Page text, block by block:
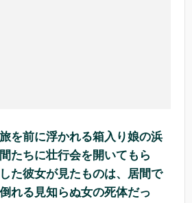
を前に浮かれる箱入り娘の浜
たちに壮行会を開いてもら
た彼女が見たものは、居間で
れる見知らぬ女の死体だっ